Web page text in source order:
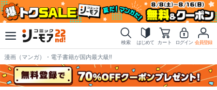
検索 はじめて カート ログイン 会員登録
漫画（マンガ）・電子書籍が国内最大級!!